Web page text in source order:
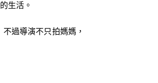
生活。
過導演不只拍媽媽，